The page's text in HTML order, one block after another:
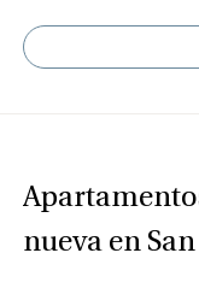
nueva en